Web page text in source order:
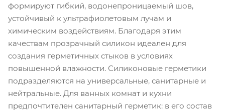
формируют гибкий, водонепроницаемый шов,
устойчивый к ультрафиолетовым лучам и
химическим воздействиям. Благодаря этим
качествам прозрачный силикон идеален для
создания герметичных стыков в условиях
повышенной влажности. Силиконовые герметики
подразделяются на универсальные, санитарные и
нейтральные. Для ванных комнат и кухни
предпочтителен санитарный герметик: в его состав